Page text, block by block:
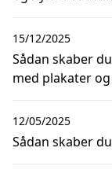
Sådan skaber
med plakater
15/12/2025
Sådan skaber
12/05/2025